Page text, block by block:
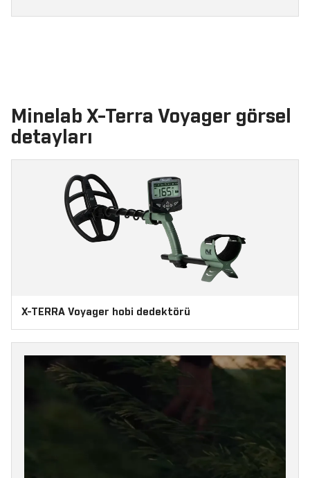
Minelab X-Terra Voyager görsel
detayları
X-TERRA Voyager hobi dedektörü